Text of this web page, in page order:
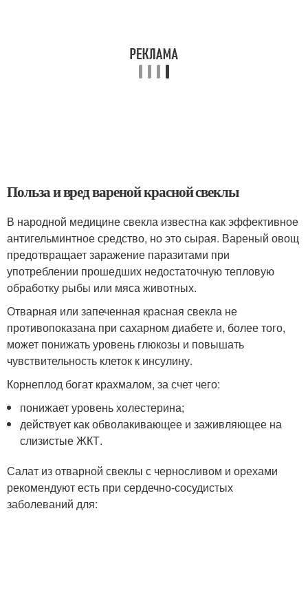
Польза и вред вареной красной свеклы
В народной медицине свекла известна как эффективное
антигельминтное средство, но это сырая. Вареный овощ
предотвращает заражение паразитами при
употреблении прошедших недостаточную тепловую
обработку рыбы или мяса животных.
Отварная или запеченная красная свекла не
противопоказана при сахарном диабете и, более того,
может понижать уровень глюкозы и повышать
чувствительность клеток к инсулину.
Корнеплод богат крахмалом, за счет чего:
понижает уровень холестерина;
действует как обволакивающее и заживляющее на
слизистые ЖКТ.
Салат из отварной свеклы с черносливом и орехами
рекомендуют есть при сердечно-сосудистых
заболеваний для: